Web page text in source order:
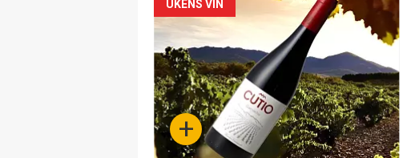
Forsiden
akkurat
nå
-
4 +
UKENS VIN